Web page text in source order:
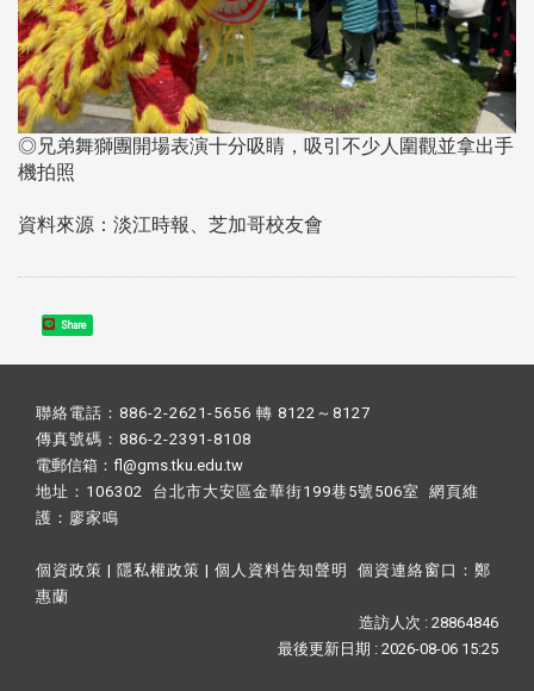
◎兄弟舞獅團開場表演十分吸睛，吸引不少人圍觀並拿出手
機拍照
資料來源：淡江時報、芝加哥校友會
Share
聯絡電話：886-2-2621-5656 轉 8122～8127
傳真號碼：886-2-2391-8108
電郵信箱：fl@gms.tku.edu.tw
地址：106302 台北市大安區金華街199巷5號506室 網頁維
護： 廖家鳴​
個資政策 | 隱私權政策 | 個人資料告知聲明 個資連絡窗口： 鄭
惠蘭
造訪人次 : 28864846
最後更新日期 :2026-08-06 15:25